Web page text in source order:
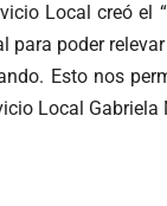
Local creó el
poder
Esto nos
Local